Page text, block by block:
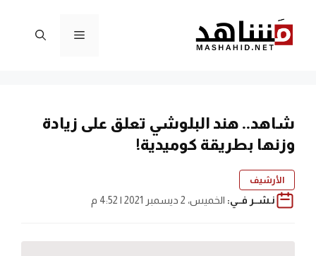
المحتوى
القائمة
شاهد.. هند البلوشي تعلق على زيادة
وزنها بطريقة كوميدية!
الأرشيف
نـشــر فــي: الخميس، 2 ديسمبر 2021 | 4:52 م